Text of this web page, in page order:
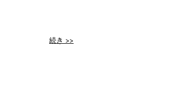
続き >>